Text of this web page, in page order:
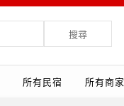
搜尋
所有民宿 所有商家